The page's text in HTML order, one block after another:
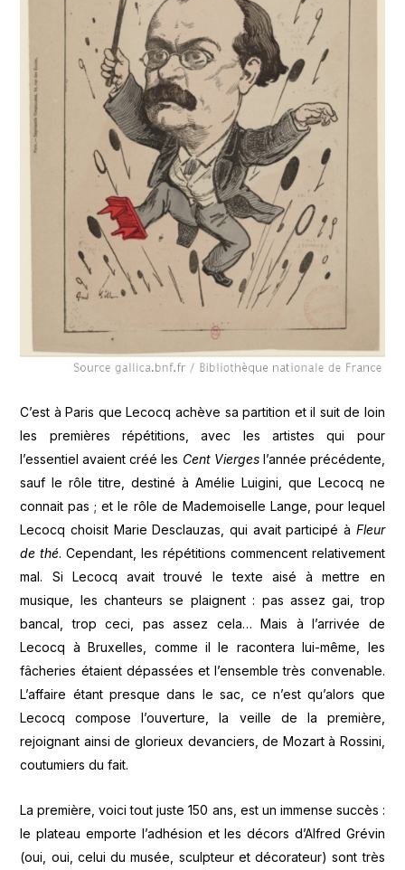
C’est à Paris que Lecocq achève sa partition et il suit de loin
les premières répétitions, avec les artistes qui pour
l’essentiel avaient créé les Cent Vierges l’année précédente,
sauf le rôle titre, destiné à Amélie Luigini, que Lecocq ne
connait pas ; et le rôle de Mademoiselle Lange, pour lequel
Lecocq choisit Marie Desclauzas, qui avait participé à Fleur
de thé. Cependant, les répétitions commencent relativement
mal. Si Lecocq avait trouvé le texte aisé à mettre en
musique, les chanteurs se plaignent : pas assez gai, trop
bancal, trop ceci, pas assez cela… Mais à l’arrivée de
Lecocq à Bruxelles, comme il le racontera lui-même, les
fâcheries étaient dépassées et l’ensemble très convenable.
L’affaire étant presque dans le sac, ce n’est qu’alors que
Lecocq compose l’ouverture, la veille de la première,
rejoignant ainsi de glorieux devanciers, de Mozart à Rossini,
coutumiers du fait.
La première, voici tout juste 150 ans, est un immense succès :
le plateau emporte l’adhésion et les décors d’Alfred Grévin
(oui, oui, celui du musée, sculpteur et décorateur) sont très